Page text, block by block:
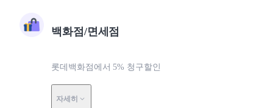
백화점/면세점
롯데백화점에서 5% 청구할인
자세히